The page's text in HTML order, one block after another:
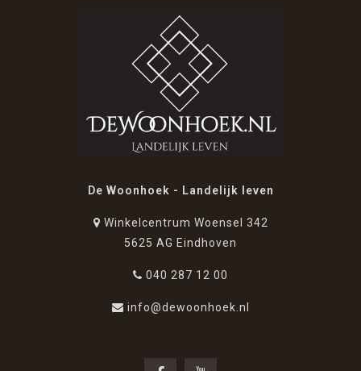
De Woonhoek - Landelijk leven
Winkelcentrum Woensel 342
5625 AG Eindhoven
040 287 12 00
info@dewoonhoek.nl